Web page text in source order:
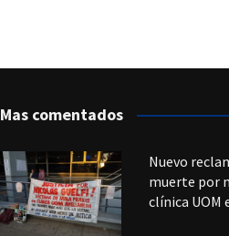
Mas comentados
Nuevo
muerte por
clínica UOM